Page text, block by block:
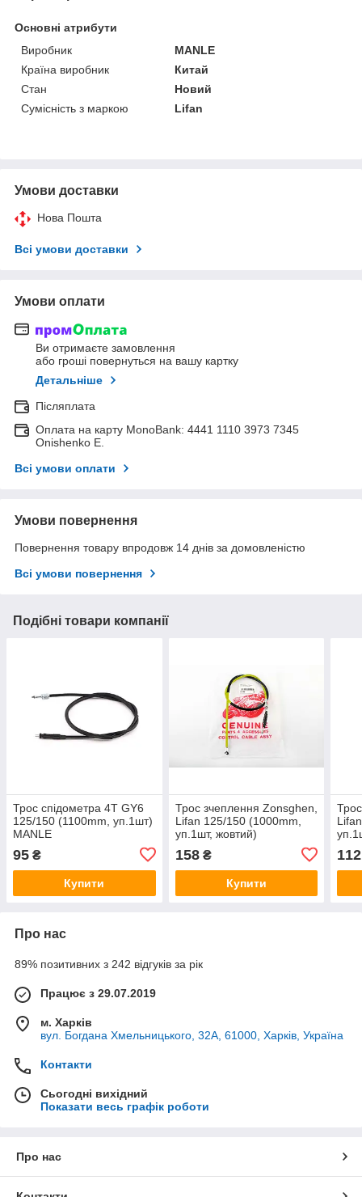
Основні атрибути
Виробник
MANLE
Країна виробник
Китай
Стан
Новий
Сумісність з маркою
Lifan
Умови доставки
Нова Пошта
Всі умови доставки
Умови оплати
Ви отримаєте замовлення
або гроші повернуться на вашу картку
Детальніше
Післяплата
Оплата на карту MonoBank: 4441 1110 3973 7345
Onishenko E.
Всі умови оплати
Умови повернення
Повернення товару впродовж 14 днів за домовленістю
Всі умови повернення
Подібні товари компанії
Трос спідометра 4T GY6
125/150 (1100mm, уп.1шт)
MANLE
95 ₴
Купити
Трос зчеплення Zonsghen,
Lifan 125/150 (1000mm,
уп.1шт, жовтий)
158₴
Купити
112
Про нас
89% позитивних з 242 відгуків за рік
Працює з 29.07.2019
м. Харків
вул. Богдана Хмельницького, 32А, 61000, Харків, Україна
Контакти
Сьогодні вихідний
Показати весь графік роботи
Про нас